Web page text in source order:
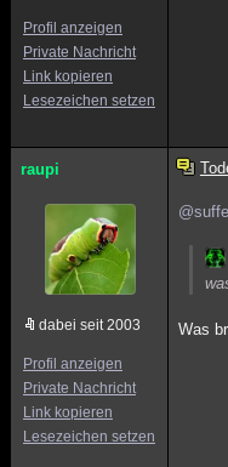
Profil anzeigen
Private Nachricht
Link kopieren
Lesezeichen setzen
raupi
dabei seit 2003
Profil anzeigen
Private Nachricht
Link kopieren
Lesezeichen setzen
@suffel
Was